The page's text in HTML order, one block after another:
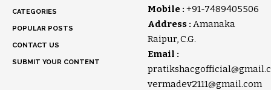
CATEGORIES
POPULAR POSTS
CONTACT US
SUBMIT YOUR CONTENT
Mobile : +91-7489405506
Address : Amanaka
Raipur, C.G.
Email :
vermadev2111@gmail.com